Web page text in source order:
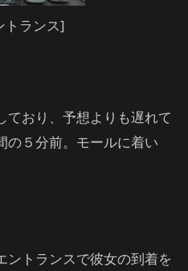
トランス]
ており、予想よりも遅れて
の５分前。モールに着い
ントランスで彼女の到着を